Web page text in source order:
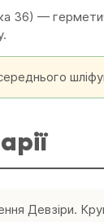
36) —
Девзіри.